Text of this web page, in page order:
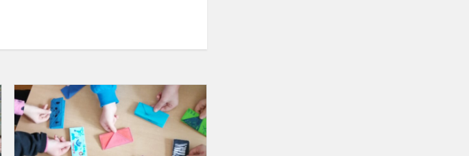
Knyga
apie
saulę
ir
pinigus
klasėje